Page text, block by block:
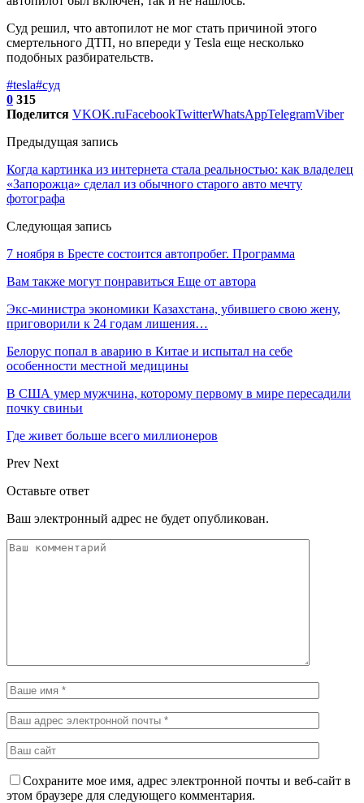
Суд решил, что автопилот не мог стать причиной этого
смертельного ДТП, но впереди у Tesla еще несколько
подобных разбирательств.
#tesla#суд
0 315
Поделится VKOK.ruFacebookTwitterWhatsAppTelegramViber
Предыдущая запись
Когда картинка из интернета стала реальностью: как владелец
«Запорожца» сделал из обычного старого авто мечту
фотографа
Следующая запись
7 ноября в Бресте состоится автопробег. Программа
Вам также могут понравиться Еще от автора
Экс-министра экономики Казахстана, убившего свою жену,
приговорили к 24 годам лишения…
Белорус попал в аварию в Китае и испытал на себе
особенности местной медицины
В США умер мужчина, которому первому в мире пересадили
почку свиньи
Где живет больше всего миллионеров
Prev Next
Оставьте ответ
Ваш электронный адрес не будет опубликован.
Сохраните мое имя, адрес электронной почты и веб-сайт в
этом браузере для следующего комментария.